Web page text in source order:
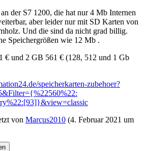
der S7 1200, die hat nur 4 Mb Internen
aber leider nur mit SD Karten von
Und die sind da nicht grad billig.
Speichergrößen wie 12 Mb .
€ und 2 GB 561 € (128, 512 und 1 Gb
speicherkarten-zubehoer?
von Marcus2010 (4. Februar 2021 um